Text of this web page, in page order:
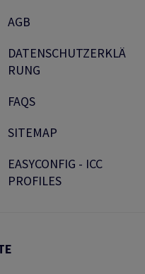
AGB
DATENSCHUTZERKLÄ
RUNG
FAQS
SITEMAP
EASYCONFIG - ICC
PROFILES